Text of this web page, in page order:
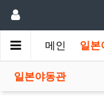
메인 일본
일본야동관